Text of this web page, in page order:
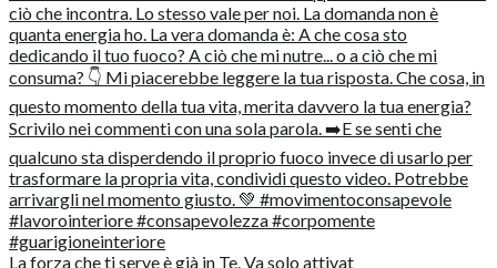
La forza che ti serve è già in Te. Va solo attivat